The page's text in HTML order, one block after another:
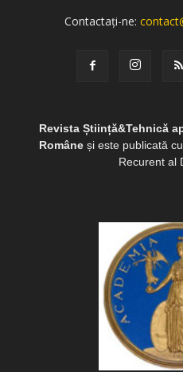
Contactați-ne:
Revista Știință&Tehnică
Româneși este publicată
Recurent al